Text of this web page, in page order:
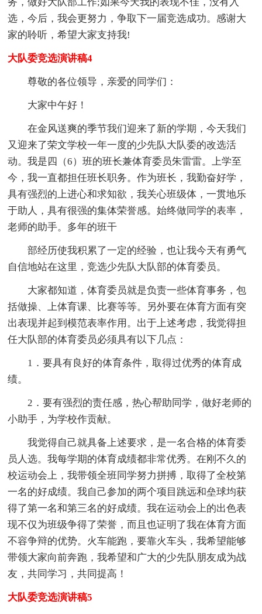
选，今后，我会更努力，争取下一届竞选成功。感谢大
家的聆听，希望大家支持我!
大队委竞选演讲稿4
尊敬的各位领导，亲爱的同学们：
大家中午好！
在金风送爽的季节我们迎来了新的学期，今天我们
又迎来了荣文学校一年一度的少先队大队委的改选活
动。我是四（6）班的班长兼体育委员朱雷雷。上学至
今，我一直都担任班长职务。作为班长，我勤奋好学，
具有强烈的上进心和求知欲，我关心班级体，一贯地乐
于助人，具有很强的集体荣誉感。始终做同学的表率，
老师的助手。多年的班干
部经历使我积累了一定的经验，也让我今天有勇气
自信地站在这里，竞选少先队大队部的体育委员。
大家都知道，体育委员就是负责一些体育事务，包
括做操、上体育课、比赛等等。另外要在体育方面有突
出表现并起到模范表率作用。出于上述考虑，我觉得担
任大队部的体育委员必须具有以下几点：
1．要具有良好的体育条件，取得过优秀的体育成
绩。
2．要有强烈的责任感，热心帮助同学，做好老师的
小助手，为学校作贡献。
我觉得自己就具备上述要求，是一名合格的体育委
员人选。我每学期的体育成绩都非常优秀。在刚不久的
校运动会上，我带领全班同学努力拼搏，取得了全校第
一名的好成绩。我自己参加的两个项目跳远和垒球均获
得了第一名和第三名的好成绩。我在运动会上的出色表
现不仅为班级争得了荣誉，而且也证明了我在体育方面
不容争辩的优势。火车能跑，要靠火车头，我希望能够
带领大家向前奔跑，我希望和广大的少先队朋友成为战
友，共同学习，共同提高！
大队委竞选演讲稿5